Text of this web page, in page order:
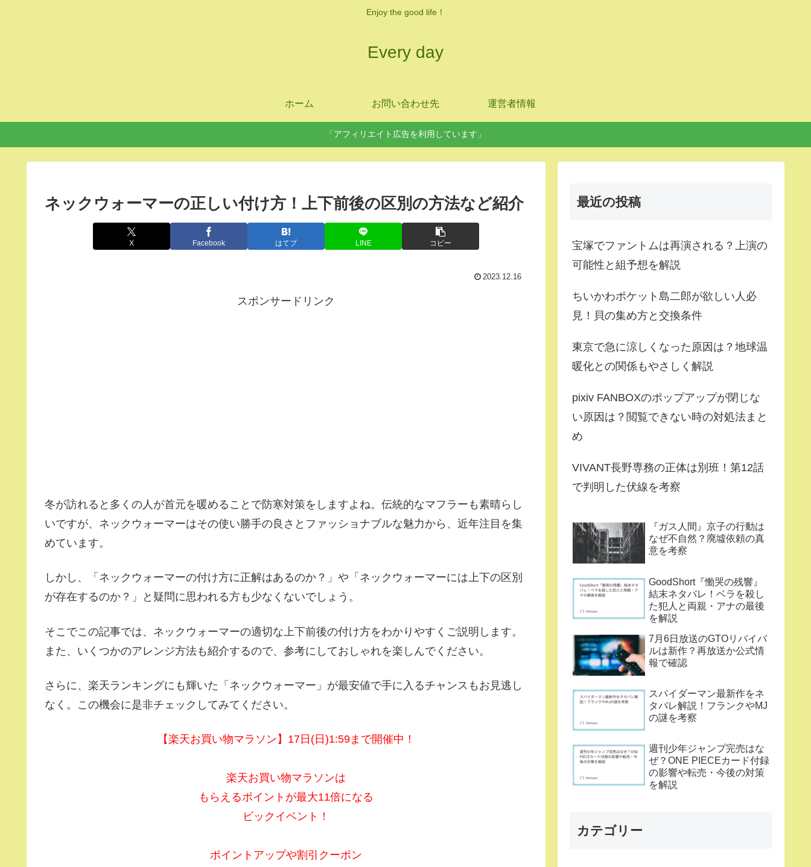
Enjoy the good life！
Every day
ホーム お問い合わせ先 運営者情報
「アフィリエイト広告を利用しています」
ネックウォーマーの正しい付け方！上下前後の区別の方法など紹介
X Facebook はてブ LINE コピー
2023.12.16
スポンサードリンク
冬が訪れると多くの人が首元を暖めることで防寒対策をしますよね。伝統的なマフラーも素晴らし
いですが、ネックウォーマーはその使い勝手の良さとファッショナブルな魅力から、近年注目を集
めています。
しかし、「ネックウォーマーの付け方に正解はあるのか？」や「ネックウォーマーには上下の区別
が存在するのか？」と疑問に思われる方も少なくないでしょう。
そこでこの記事では、ネックウォーマーの適切な上下前後の付け方をわかりやすくご説明します。
また、いくつかのアレンジ方法も紹介するので、参考にしておしゃれを楽しんでください。
さらに、楽天ランキングにも輝いた「ネックウォーマー」が最安値で手に入るチャンスもお見逃し
なく。この機会に是非チェックしてみてください。
【楽天お買い物マラソン】17日(日)1:59まで開催中！
楽天お買い物マラソンは
もらえるポイントが最大11倍になる
ビックイベント！
ポイントアップや割引クーポン
最近の投稿
宝塚でファントムは再演される？上演の
可能性と組予想を解説
ちいかわポケット島二郎が欲しい人必
見！貝の集め方と交換条件
東京で急に涼しくなった原因は？地球温
暖化との関係もやさしく解説
pixiv FANBOXのポップアップが閉じな
い原因は？閲覧できない時の対処法まと
め
VIVANT長野専務の正体は別班！第12話
で判明した伏線を考察
『ガス人間』京子の行動は
なぜ不自然？廃墟依頼の真
意を考察
GoodShort『慟哭の残響』
結末ネタバレ！ベラを殺し
た犯人と両親・アナの最後
を解説
7月6日放送のGTOリバイバ
ルは新作？再放送か公式情
報で確認
スパイダーマン最新作をネ
タバレ解説！フランクやMJ
の謎を考察
週刊少年ジャンプ完売はな
ぜ？ONE PIECEカード付録
の影響や転売・今後の対策
を解説
カテゴリー